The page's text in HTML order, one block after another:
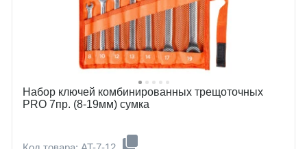
Набор ключей комбинированных трещоточных
PRO 7пр. (8-19мм) сумка